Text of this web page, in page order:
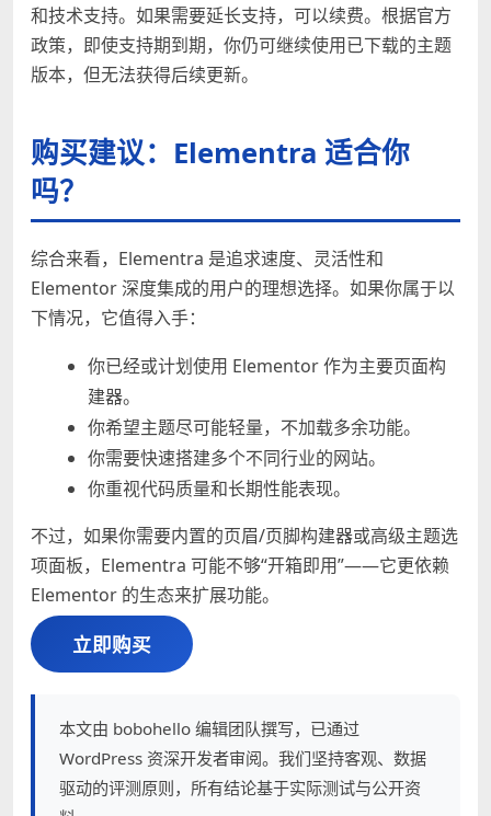
和技术支持。如果需要延长支持，可以续费。根据官方
政策，即使支持期到期，你仍可继续使用已下载的主题
版本，但无法获得后续更新。
购买建议：Elementra 适合你
吗？
综合来看，Elementra 是追求速度、灵活性和
Elementor 深度集成的用户的理想选择。如果你属于以
下情况，它值得入手：
你已经或计划使用 Elementor 作为主要页面构
建器。
你希望主题尽可能轻量，不加载多余功能。
你需要快速搭建多个不同行业的网站。
你重视代码质量和长期性能表现。
不过，如果你需要内置的页眉/页脚构建器或高级主题选
项面板，Elementra 可能不够“开箱即用”——它更依赖
Elementor 的生态来扩展功能。
立即购买
本文由 bobohello 编辑团队撰写，已通过
WordPress 资深开发者审阅。我们坚持客观、数据
驱动的评测原则，所有结论基于实际测试与公开资